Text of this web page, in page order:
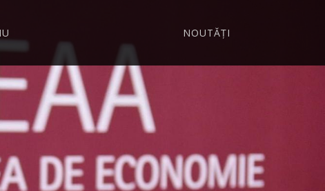
NOUTĂȚI